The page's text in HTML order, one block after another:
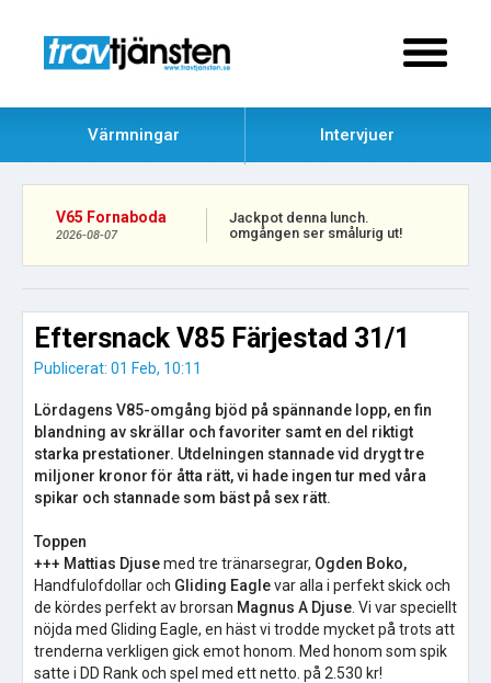
Värmningar Intervjuer
V65 Fornaboda
2026-08-07
Jackpot denna lunch.
omgången ser smålurig ut!
Eftersnack V85 Färjestad 31/1
Publicerat: 01 Feb, 10:11
Lördagens V85-omgång bjöd på spännande lopp, en fin
blandning av skrällar och favoriter samt en del riktigt
starka prestationer. Utdelningen stannade vid drygt tre
miljoner kronor för åtta rätt, vi hade ingen tur med våra
spikar och stannade som bäst på sex rätt.
Toppen
+++ Mattias Djusemed tre tränarsegrar, Ogden Boko,
Handfulofdollar och Gliding Eaglevar alla i perfekt skick och
de kördes perfekt av brorsan Magnus A Djuse . Vi var speciellt
nöjda med Gliding Eagle, en häst vi trodde mycket på trots att
trenderna verkligen gick emot honom. Med honom som spik
satte i DD Rank och spel med ett netto. på 2.530 kr!